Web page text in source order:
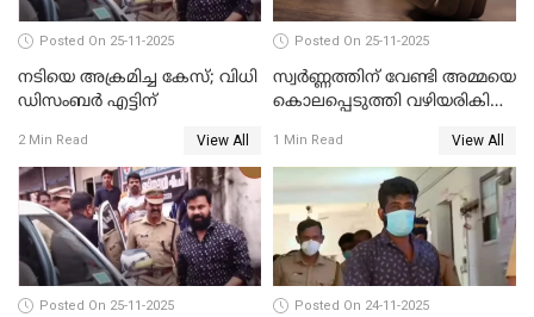
Posted On 25-11-2025
നടിയെ അക്രമിച്ച കേസ്; വിധി
ഡിസംബര്‍ എട്ടിന്
2 Min Read View All
Posted On 25-11-2025
സ്വർണ്ണത്തിന് വേണ്ടി അമ്മയെ
കൊലപ്പെടുത്തി വഴിയരികിൽ
പിടിയിൽ
1 Min Read View All
Posted On 25-11-2025 Posted On 24-11-2025